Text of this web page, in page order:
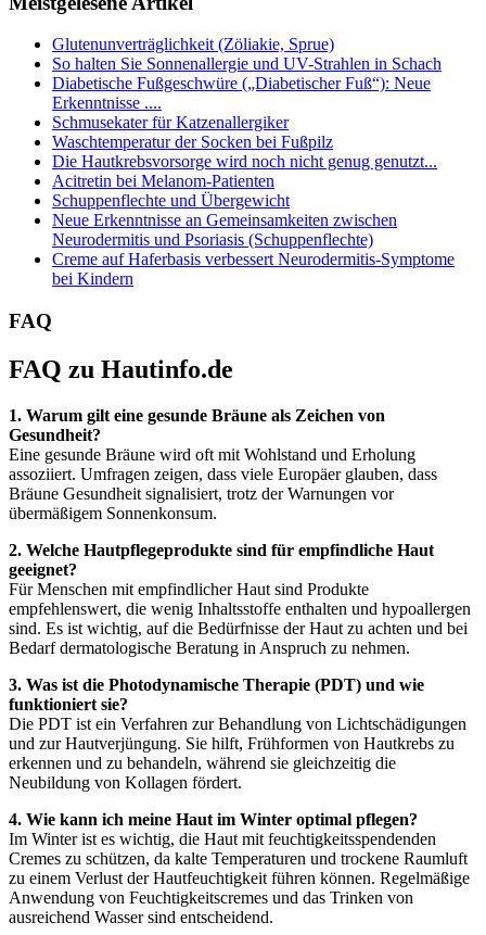
Glutenunverträglichkeit (Zöliakie, Sprue)
So halten Sie Sonnenallergie und UV-Strahlen in Schach
Diabetische Fußgeschwüre („Diabetischer Fuß“): Neue
Erkenntnisse ....
Schmusekater für Katzenallergiker
Waschtemperatur der Socken bei Fußpilz
Die Hautkrebsvorsorge wird noch nicht genug genutzt...
Acitretin bei Melanom-Patienten
Schuppenflechte und Übergewicht
Neue Erkenntnisse an Gemeinsamkeiten zwischen
Neurodermitis und Psoriasis (Schuppenflechte)
Creme auf Haferbasis verbessert Neurodermitis-Symptome
bei Kindern
FAQ
FAQ zu Hautinfo.de
1. Warum gilt eine gesunde Bräune als Zeichen von
Gesundheit?
Eine gesunde Bräune wird oft mit Wohlstand und Erholung
assoziiert. Umfragen zeigen, dass viele Europäer glauben, dass
Bräune Gesundheit signalisiert, trotz der Warnungen vor
übermäßigem Sonnenkonsum.
2. Welche Hautpflegeprodukte sind für empfindliche Haut
geeignet?
Für Menschen mit empfindlicher Haut sind Produkte
empfehlenswert, die wenig Inhaltsstoffe enthalten und hypoallergen
sind. Es ist wichtig, auf die Bedürfnisse der Haut zu achten und bei
Bedarf dermatologische Beratung in Anspruch zu nehmen.
3. Was ist die Photodynamische Therapie (PDT) und wie
funktioniert sie?
Die PDT ist ein Verfahren zur Behandlung von Lichtschädigungen
und zur Hautverjüngung. Sie hilft, Frühformen von Hautkrebs zu
erkennen und zu behandeln, während sie gleichzeitig die
Neubildung von Kollagen fördert.
4. Wie kann ich meine Haut im Winter optimal pflegen?
Im Winter ist es wichtig, die Haut mit feuchtigkeitsspendenden
Cremes zu schützen, da kalte Temperaturen und trockene Raumluft
zu einem Verlust der Hautfeuchtigkeit führen können. Regelmäßige
Anwendung von Feuchtigkeitscremes und das Trinken von
ausreichend Wasser sind entscheidend.